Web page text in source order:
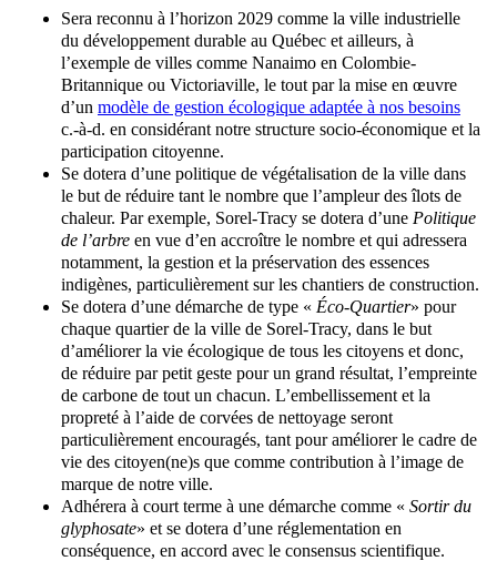
Sera reconnu à l’horizon 2029 comme la ville industrielle
du développement durable au Québec et ailleurs, à
l’exemple de villes comme Nanaimo en Colombie-
Britannique ou Victoriaville, le tout par la mise en œuvre
d’un modèle de gestion écologique adaptée à nos besoins
c.-à-d. en considérant notre structure socio-économique et la
participation citoyenne.
Se dotera d’une politique de végétalisation de la ville dans
le but de réduire tant le nombre que l’ampleur des îlots de
chaleur. Par exemple, Sorel-Tracy se dotera d’une Politique
de l’arbre en vue d’en accroître le nombre et qui adressera
notamment, la gestion et la préservation des essences
indigènes, particulièrement sur les chantiers de construction.
Se dotera d’une démarche de type « Éco-Quartier» pour
chaque quartier de la ville de Sorel-Tracy, dans le but
d’améliorer la vie écologique de tous les citoyens et donc,
de réduire par petit geste pour un grand résultat, l’empreinte
de carbone de tout un chacun. L’embellissement et la
propreté à l’aide de corvées de nettoyage seront
particulièrement encouragés, tant pour améliorer le cadre de
vie des citoyen(ne)s que comme contribution à l’image de
marque de notre ville.
Adhérera à court terme à une démarche comme « Sortir du
glyphosate» et se dotera d’une réglementation en
conséquence, en accord avec le consensus scientifique.